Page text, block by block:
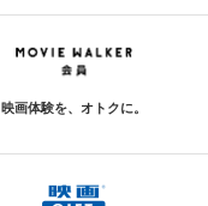
映画体験を、オトクに。